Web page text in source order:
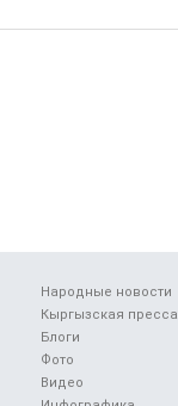
Народные новости
Кыргызская пресса
Блоги
Фото
Видео